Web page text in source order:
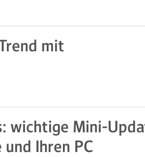
mit
wichtige Mini-
Ihren PC